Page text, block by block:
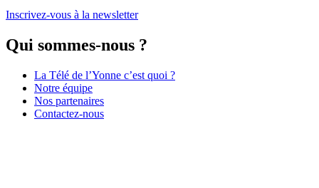
Inscrivez-vous à la newsletter
Qui sommes-nous ?
La Télé de l’Yonne c’est quoi ?
Notre équipe
Nos partenaires
Contactez-nous